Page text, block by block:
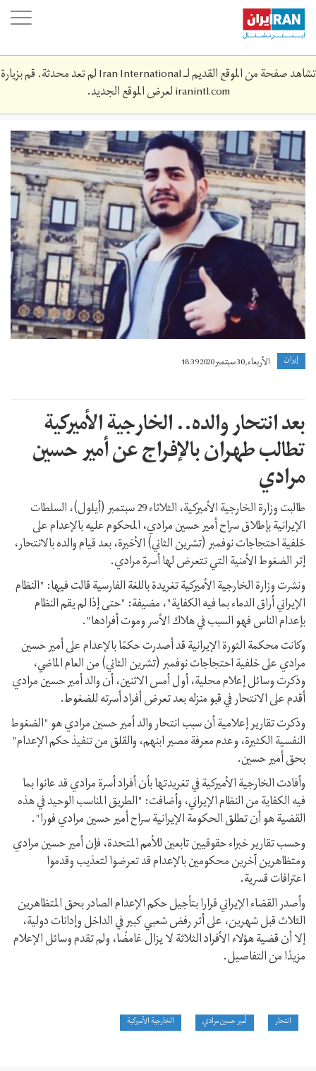
Skip
main
content
تشاهد صفحة من الموقع القديم لـ Iran International لم تعد محدثة. قم بزيارة
iranintl.comلعرض الموقع الجديد.
amirhoosein_moradi_3-
1024x683.jpg
إيران الأربعاء, 30 سبتمبر 2020 18:39
بعد انتحار والده.. الخارجية الأميركية
تطالب طهران بالإفراج عن أمير حسين
مرادي
طالبت وزارة الخارجية الأميركية، الثلاثاء 29 سبتمبر (أيلول)، السلطات
الإيرانية بإطلاق سراح أمير حسين مرادي، المحكوم عليه بالإعدام على
خلفية احتجاجات نوفمبر (تشرين الثاني) الأخيرة، بعد قيام والده بالانتحار،
إثر الضغوط الأمنية التي تتعرض لها أسرة مرادي.
ونشرت وزارة الخارجية الأميركية تغريدة باللغة الفارسية قالت فيها: "النظام
الإيراني أراق الدماء بما فيه الكفاية"، مضيفة: "حتى إذا لم يقم النظام
بإعدام الناس فهو السبب في هلاك الأسر وموت أفرادها".
وكانت محكمة الثورة الإيرانية قد أصدرت حكمًا بالإعدام على أمير حسين
مرادي على خلفية احتجاجات نوفمبر (تشرين الثاني) من العام الماضي،
وذكرت وسائل إعلام محلية، أول أمس الاثنين، أن والد أمير حسين مرادي
أقدم على الانتحار في قبو منزله بعد تعرض أفراد أسرته للضغوط.
وذكرت تقارير إعلامية أن سبب انتحار والد أمير حسين مرادي هو "الضغوط
النفسية الكثيرة، وعدم معرفة مصير ابنهم، والقلق من تنفيذ حكم الإعدام"
بحق أمير حسين.
وأفادت الخارجية الأميركية في تغريدتها بأن أفراد أسرة مرادي قد عانوا بما
فيه الكفاية من النظام الإيراني، وأضافت: "الطريق المناسب الوحيد في هذه
القضية هو أن تطلق الحكومة الإيرانية سراح أمير حسين مرادي فورا".
وحسب تقارير خبراء حقوقيين تابعين للأمم المتحدة، فإن أمير حسين مرادي
ومتظاهرين آخرين محكومين بالإعدام قد تعرضوا لتعذيب وقدموا
اعترافات قسرية.
وأصدر القضاء الإيراني قرارا بتأجيل حكم الإعدام الصادر بحق المتظاهرين
الثلاث قبل شهرين، على أثر رفض شعبي كبير في الداخل وإدانات دولية،
إلا أن قضية هؤلاء الأفراد الثلاثة لا يزال غامضًا، ولم تقدم وسائل الإعلام
مزيدًا من التفاصيل.
انتحار أمير حسين مرادي الخارجية الأميركية